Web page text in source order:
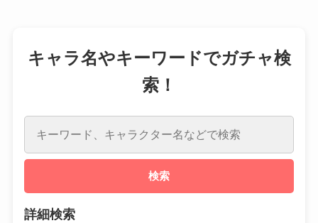
キャラ名やキーワードでガチャ検
索！
検索
詳細検索